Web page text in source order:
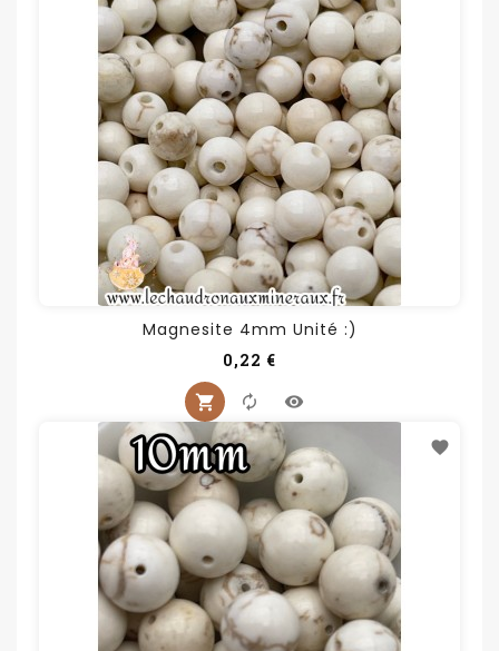
Magnesite 4mm Unité :)
0,22 €